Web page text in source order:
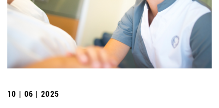
10 | 06 | 2025